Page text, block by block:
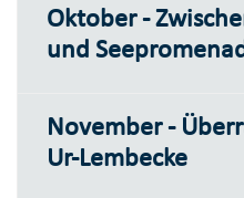
Oktober -
und
November -
Ur-Lembecke